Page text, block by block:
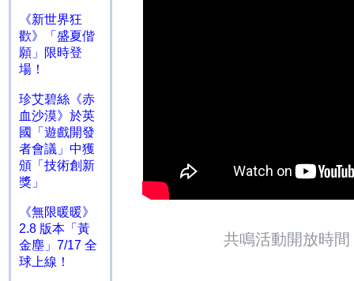
《新世界狂
歡》「盛夏偕
願」限時登
場！
珍艾碧絲《赤
血沙漠》於英
國「遊戲開發
者會議」中獲
頒「技術創新
獎」
《無限暖暖》
2.8 版本「黃
金塵」7/17 全
球上線！
共鳴活動開放時間